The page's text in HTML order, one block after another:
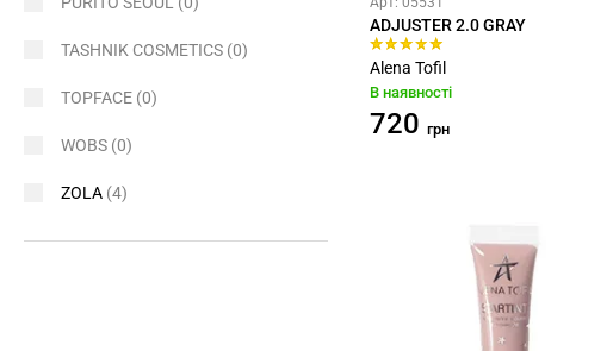
ADJUSTER 2.0 GRAY
Alena Tofil
В наявності
720 грн
TASHNIK COSMETICS (0)
TOPFACE (0)
WOBS (0)
ZOLA (4)